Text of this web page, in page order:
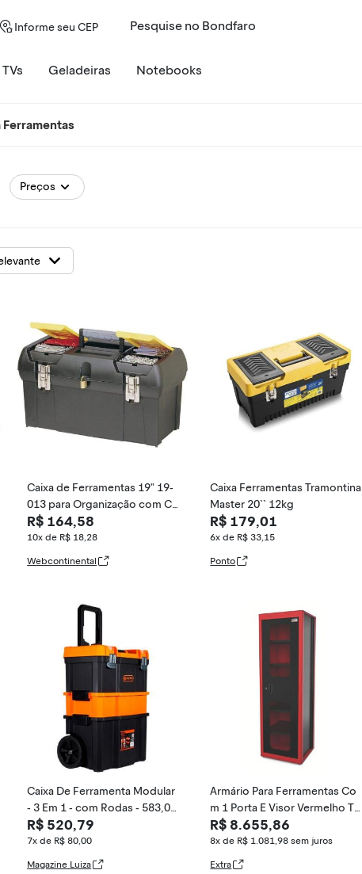
Informe seu CEP
Pesquise
TVs Geladeiras Notebooks
Preços
Caixa de Ferramentas 19" 19-
013 para Organização com C
ompartimentos e Bandeja Re
movível Stanley
R$ 164,58
10x de R$ 18,28
Webcontinental
Caixa Ferramentas Tramontina
Master 20`` 12kg
R$ 179,01
6x de R$ 33,15
Ponto
Caixa De Ferramenta Modular
- 3 Em 1 - com Rodas - 583,00
04 - Tactix
R$ 520,79
7x de R$ 80,00
Magazine Luiza
Armário Para Ferramentas Co
m 1 Porta E Visor Vermelho Tr
amontina Pro Vermelho Tramo
ntina
R$ 8.655,86
8x de R$ 1.081,98 sem juros
Extra